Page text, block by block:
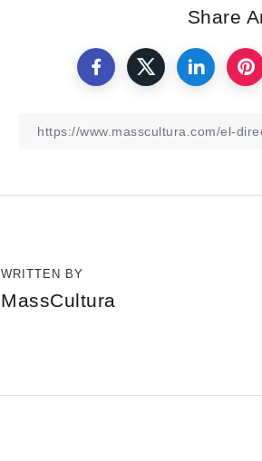
Share
WRITTEN BY
MassCultura